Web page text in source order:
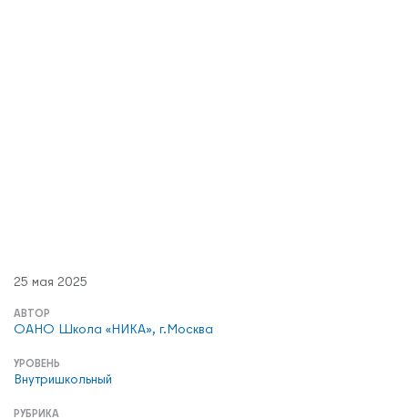
Кафедры ЮНЕСКО РФ
25 мая 2025
АВТОР
ОАНО Школа «НИКА», г.Москва
УРОВЕНЬ
Внутришкольный
РУБРИКА